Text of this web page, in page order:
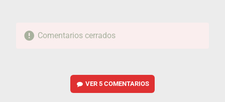
Comentarios cerrados
VER5 COMENTARIOS